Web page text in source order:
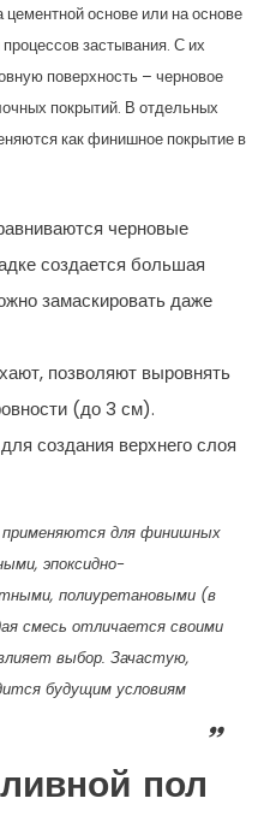
основе или на основе
застывания. С их
поверхность – черновое
покрытий. В отдельных
как финишное покрытие в
черновые
создается большая
замаскировать даже
позволяют выровнять
(до 3 см).
создания верхнего слоя
для финишных
эпоксидно-
полиуретановыми (в
смесь отличается своими
выбор. Зачастую,
будущим условиям
пол